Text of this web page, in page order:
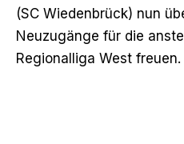
(SC Wiedenbrück) nun
Neuzugänge für die
Regionalliga West freuen.